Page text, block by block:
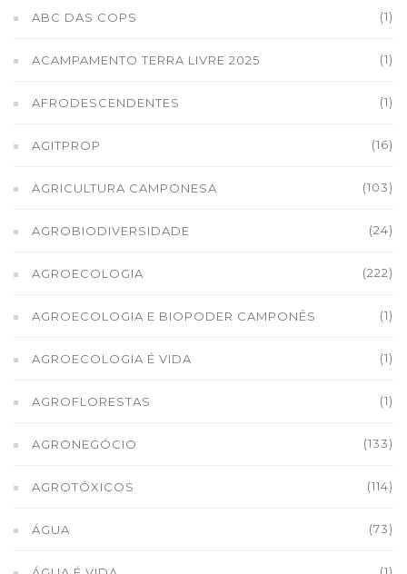
ABC DAS COPS (1)
ACAMPAMENTO TERRA LIVRE 2025 (1)
AFRODESCENDENTES (1)
AGITPROP (16)
AGRICULTURA CAMPONESA (103)
AGROBIODIVERSIDADE (24)
AGROECOLOGIA (222)
AGROECOLOGIA E BIOPODER CAMPONÊS (1)
AGROECOLOGIA É VIDA (1)
AGROFLORESTAS (1)
AGRONEGÓCIO (133)
AGROTÓXICOS (114)
ÁGUA (73)